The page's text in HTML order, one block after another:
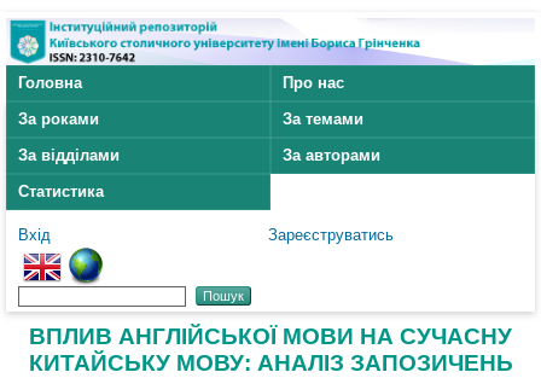
Головна
Про нас
За роками
За темами
За відділами
За авторами
Статистика
Вхід Зареєструватись
ВПЛИВ АНГЛІЙСЬКОЇ МОВИ НА СУЧАСНУ
КИТАЙСЬКУ МОВУ: АНАЛІЗ ЗАПОЗИЧЕНЬ